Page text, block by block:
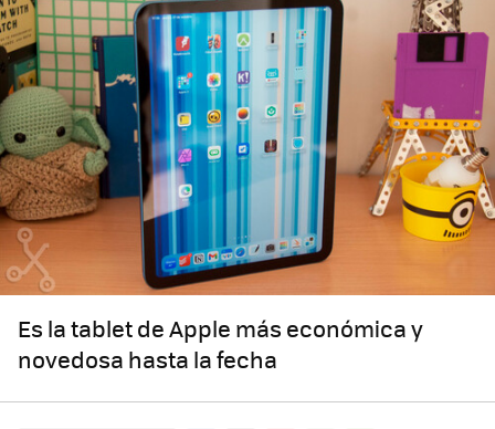
Es la tablet de Apple más económica y
novedosa hasta la fecha